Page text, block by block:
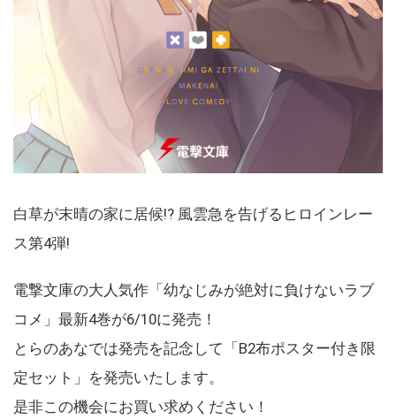
白草が末晴の家に居候!? 風雲急を告げるヒロインレー
ス第4弾!
電撃文庫の大人気作「幼なじみが絶対に負けないラブ
コメ」最新4巻が6/10に発売！
とらのあなでは発売を記念して「B2布ポスター付き限
定セット」を発売いたします。
是非この機会にお買い求めください！